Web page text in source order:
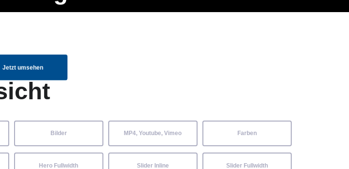
Jetzt umsehen
Bilder MP4, Youtube, Vimeo Farben
Hero Fullwidth Slider Inline Slider Fullwidth